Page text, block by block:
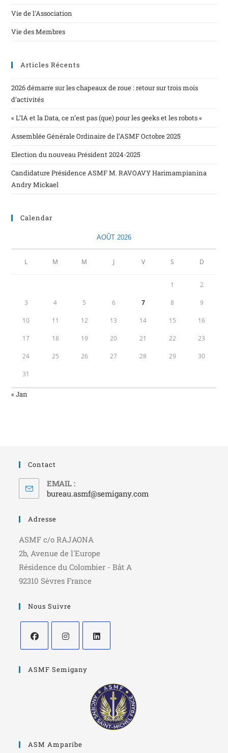
Vie de l'Association
Vie des Membres
Articles Récents
2026 démarre sur les chapeaux de roue : retour sur trois mois
d’activités
« L’IA et la Data, ce n’est pas (que) pour les geeks et les robots «
Assemblée Générale Ordinaire de l’ASMF Octobre 2025
Election du nouveau Président 2024-2025
Candidature Présidence ASMF M. RAVOAVY Harimampianina
Andry Mickael
Calendar
AOÛT 2026
L M M J V S D
1 2
3 4 5 6 7 8 9
10 11 12 13 14 15 16
17 18 19 20 21 22 23
24 25 26 27 28 29 30
31
« Jan
Contact
EMAIL :
bureau.asmf@semigany.com
Adresse
ASMF c/o RAJAONA
2b, Avenue de l'Europe
Résidence du Colombier - Bât A
92310 Sèvres France
Nous Suivre
ASMF Semigany
ASM Amparibe